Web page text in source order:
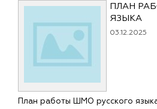
ПЛАН
ЯЗЫКА
03.12.2025
План работы ШМО русского